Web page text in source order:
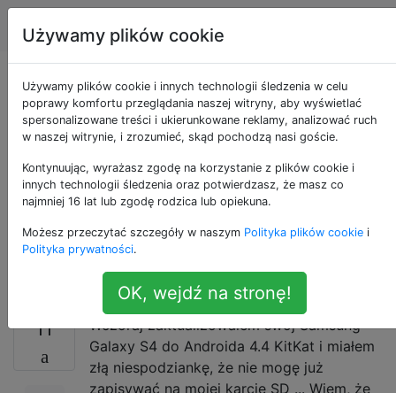
Android Tagi
Obejście problemu
dla Androida 4.4
polegającego na
niemożności zapisu
na kartach SD?
11
Wczoraj zaktualizowałem swój Samsung
Galaxy S4 do Androida 4.4 KitKat i miałem
złą niespodziankę, że nie mogę już
zapisywać na mojej karcie SD ... Wiem, że
Używamy plików cookie
Używamy plików cookie i innych technologii śledzenia w celu
poprawy komfortu przeglądania naszej witryny, aby wyświetlać
spersonalizowane treści i ukierunkowane reklamy, analizować ruch
w naszej witrynie, i zrozumieć, skąd pochodzą nasi goście.
Kontynuując, wyrażasz zgodę na korzystanie z plików cookie i
innych technologii śledzenia oraz potwierdzasz, że masz co
najmniej 16 lat lub zgodę rodzica lub opiekuna.
Możesz przeczytać szczegóły w naszym Polityka plików cookie i
Polityka prywatności.
OK, wejdź na stronę!